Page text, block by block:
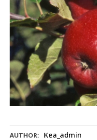
AUTHOR: Kea_admin